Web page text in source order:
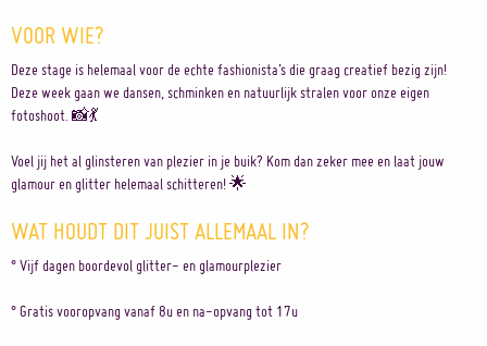
VOOR WIE?
Deze stage is helemaal voor de echte fashionista’s die graag creatief bezig zijn!
Deze week gaan we dansen, schminken en natuurlijk stralen voor onze eigen
fotoshoot. 📸💃
Voel jij het al glinsteren van plezier in je buik? Kom dan zeker mee en laat jouw
glamour en glitter helemaal schitteren! 🌟
WAT HOUDT DIT JUIST ALLEMAAL IN?
° Vijf dagen boordevol glitter- en glamourplezier
° Gratis vooropvang vanaf 8u en na-opvang tot 17u